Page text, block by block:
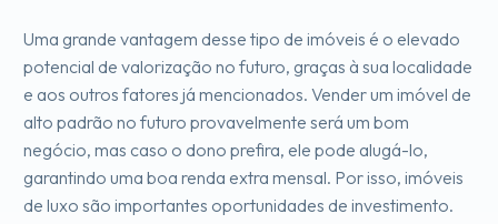
Uma grande vantagem desse tipo de imóveis é o elevado
potencial de valorização no futuro, graças à sua localidade
e aos outros fatores já mencionados. Vender um imóvel de
alto padrão no futuro provavelmente será um bom
negócio, mas caso o dono prefira, ele pode alugá-lo,
garantindo uma boa renda extra mensal. Por isso, imóveis
de luxo são importantes oportunidades de investimento.